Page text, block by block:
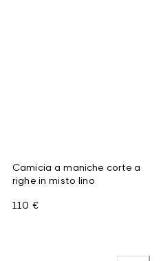
Camicia a maniche corte a
righe in misto lino
110 €